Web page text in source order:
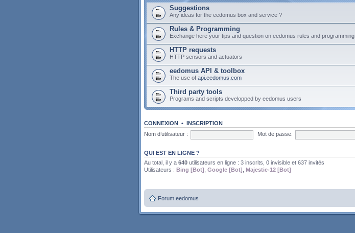
Suggestions
Any ideas for the eedomus box and service ?
Rules & Programming
Exchange here your tips and question on eedomus rules and programming
HTTP requests
HTTP sensors and actuators
eedomus API & toolbox
The use of api.eedomus.com
Third party tools
Programs and scripts developped by eedomus users
CONNEXION • INSCRIPTION
Nom d’utilisateur :
Mot de passe:
QUI EST EN LIGNE ?
Au total, il y a 640 utilisateurs en ligne : 3 inscrits, 0 invisible et 637 invités
Utilisateurs : Bing [Bot] Google [Bot] Majestic-12 [Bot]
Forum eedomus